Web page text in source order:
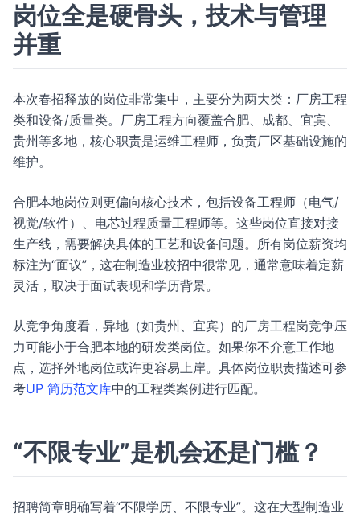
岗位全是硬骨头，技术与管理
并重
本次春招释放的岗位非常集中，主要分为两大类：厂房工程
类和设备/质量类。厂房工程方向覆盖合肥、成都、宜宾、
贵州等多地，核心职责是运维工程师，负责厂区基础设施的
维护。
合肥本地岗位则更偏向核心技术，包括设备工程师（电气/
视觉/软件）、电芯过程质量工程师等。这些岗位直接对接
生产线，需要解决具体的工艺和设备问题。所有岗位薪资均
标注为“面议”，这在制造业校招中很常见，通常意味着定薪
灵活，取决于面试表现和学历背景。
从竞争角度看，异地（如贵州、宜宾）的厂房工程岗竞争压
力可能小于合肥本地的研发类岗位。如果你不介意工作地
点，选择外地岗位或许更容易上岸。具体岗位职责描述可参
考UP 简历范文库中的工程类案例进行匹配。
“不限专业”是机会还是门槛？
招聘简章明确写着“不限学历、不限专业”。这在大型制造业